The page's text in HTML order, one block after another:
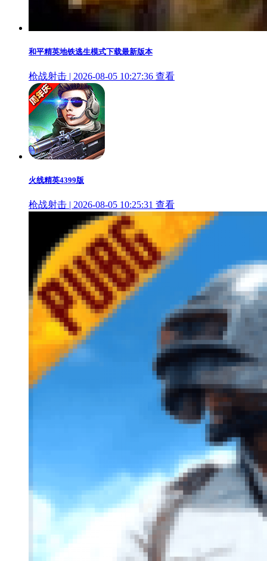
和平精英地铁逃生模式下载最新版本
枪战射击 | 2026-08-05 10:27:36 查看
火线精英4399版
枪战射击 | 2026-08-05 10:25:31 查看